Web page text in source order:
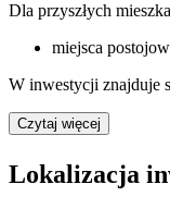
Dla przyszłych
miejsca
W inwestycji znajduje
Czytaj więcej
Lokalizacja